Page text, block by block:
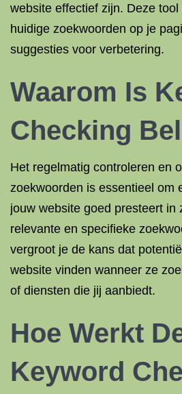
website effectief zijn. Deze
huidige zoekwoorden op je
suggesties voor verbetering.
Waarom Is
Checking
Het regelmatig controleren en
zoekwoorden is essentieel om
jouw website goed presteert in
relevante en specifieke
vergroot je de kans dat
website vinden wanneer ze
of diensten die jij aanbiedt.
Hoe Werkt
Keyword